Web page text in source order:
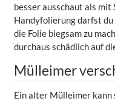
besser ausschaut als mit
Handyfolierung darfst
die Folie biegsam zu
durchaus schädlich auf
Mülleimer
Ein alter Mülleimer